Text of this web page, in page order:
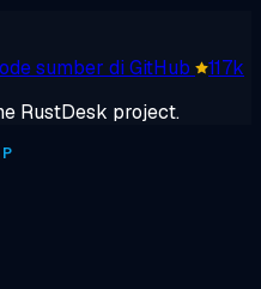
sumber di GitHub
117k
RustDesk project.